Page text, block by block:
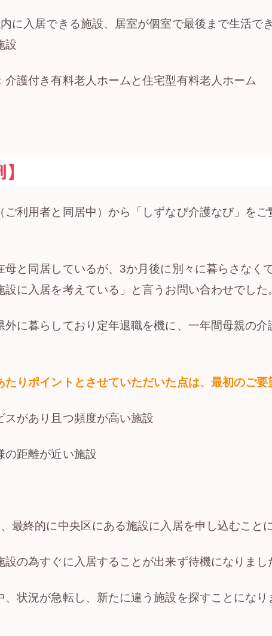
に入居できる施設、居室が個室で最後まで生活で
設
介護付き有料老人ホームと住宅型有料老人ホーム
ご利用者と同居中）から「しずなび介護なび」をご
母と同居しているが、3か月後に別々に暮らさなく
に入居を考えている」と言うお問い合わせでした
外に暮らしており定年退職を機に、一年間母親の介
たりポイントとさせていただいた点は、最初のご要
があり且つ頻度が高い施設
距離が近い施設
最終的に中央区にある施設に入居を申し込むこと
設の為すぐに入居することが出来ず待機になりまし
状況が急転し、新たに違う施設を探すことになり